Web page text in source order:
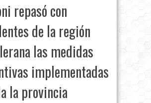
repasó con
de la región
las medidas
implementadas
la provincia